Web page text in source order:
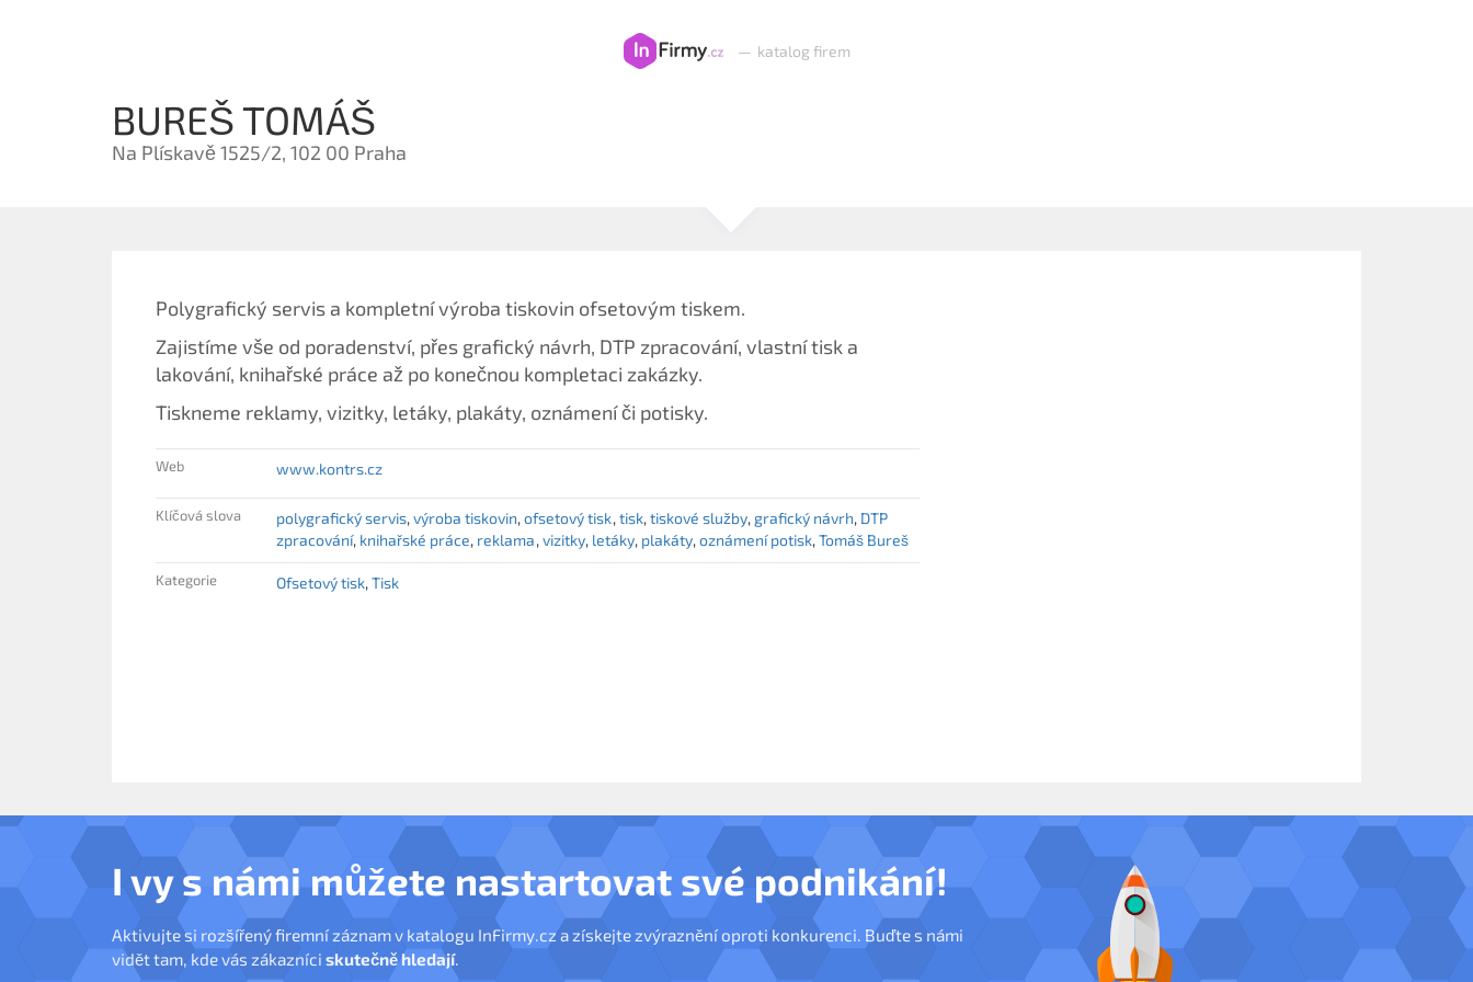
— katalog firem
BUREŠ TOMÁŠ
Na Plískavě 1525/2, 102 00 Praha
Polygrafický servis a kompletní výroba tiskovin ofsetovým tiskem.
Zajistíme vše od poradenství, přes grafický návrh, DTP zpracování, vlastní tisk a
lakování, knihařské práce až po konečnou kompletaci zakázky.
Tiskneme reklamy, vizitky, letáky, plakáty, oznámení či potisky.
Web www.kontrs.cz
Klíčová slova polygrafický servis výroba tiskovin ofsetový tisk tisk tiskové služby grafický návrh DTP
zpracování knihařské práce reklama vizitky letáky plakáty oznámení potisk Tomáš Bureš
Kategorie Ofsetový tisk Tisk
I vy s námi můžete nastartovat své podnikání!
Aktivujte si rozšířený firemní záznam v katalogu InFirmy.cz a získejte zvýraznění oproti konkurenci. Buďte s námi
vidět tam, kde vás zákazníci skutečně hledají.